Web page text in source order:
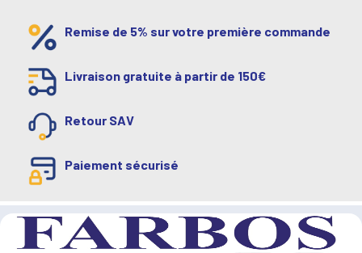
Remise de 5% sur votre première commande
Livraison gratuite à partir de 150€
Retour SAV
Paiement sécurisé